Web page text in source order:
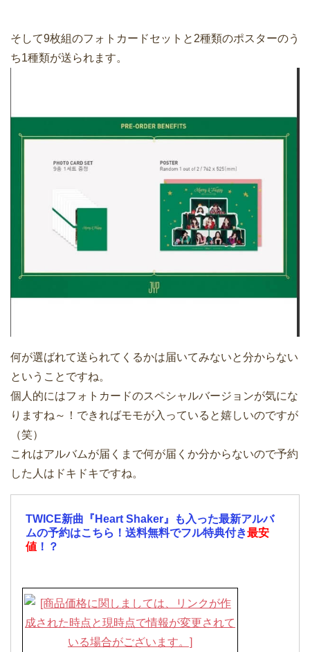
そして9枚組のフォトカードセットと2種類のポスターのう
ち1種類が送られます。
何が選ばれて送られてくるかは届いてみないと分からない
ということですね。
個人的にはフォトカードのスペシャルバージョンが気にな
りますね～！できればモモが入っていると嬉しいのですが
（笑）
これはアルバムが届くまで何が届くか分からないので予約
した人はドキドキですね。
TWICE新曲『Heart Shaker』も入った最新アルバ
ムの予約はこちら！送料無料でフル特典付き最安
値 ！？